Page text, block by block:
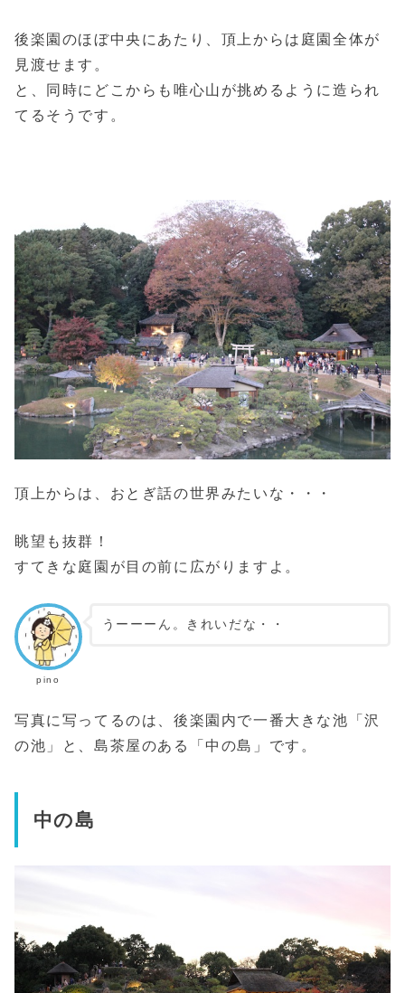
後楽園のほぼ中央にあたり、頂上からは庭園全体が
見渡せます。
と、同時にどこからも唯心山が挑めるように造られ
てるそうです。
頂上からは、おとぎ話の世界みたいな・・・
眺望も抜群！
すてきな庭園が目の前に広がりますよ。
pino
うーーーん。きれいだな・・
写真に写ってるのは、後楽園内で一番大きな池「沢
の池」と、島茶屋のある「中の島」です。
中の島